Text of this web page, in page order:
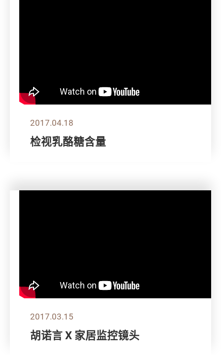
2017.04.18
检视乳酪糖含量
2017.03.15
胡诺言 X 家居监控镜头